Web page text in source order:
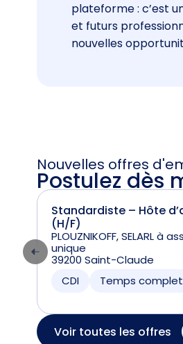
plateforme : c’est
et futurs
nouvelles
Nouvelles offres
Postulez dès
Standardiste – Hôte
(H/F)
PLOUZNIKOFF, SELARL à
unique
39200 Saint-Claude
CDI
Temps complet
Voir toutes les offres